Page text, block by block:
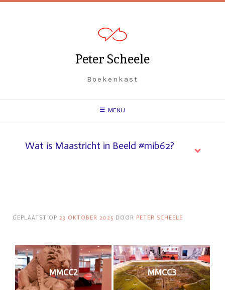
Spring
Peter Scheele
Boekenkast
MENU
Wat is Maastricht in Beeld #mib62?
GEPLAATST OP 23 OKTOBER 2025 DOOR PETER SCHEELE
MMCC2 MMCC3